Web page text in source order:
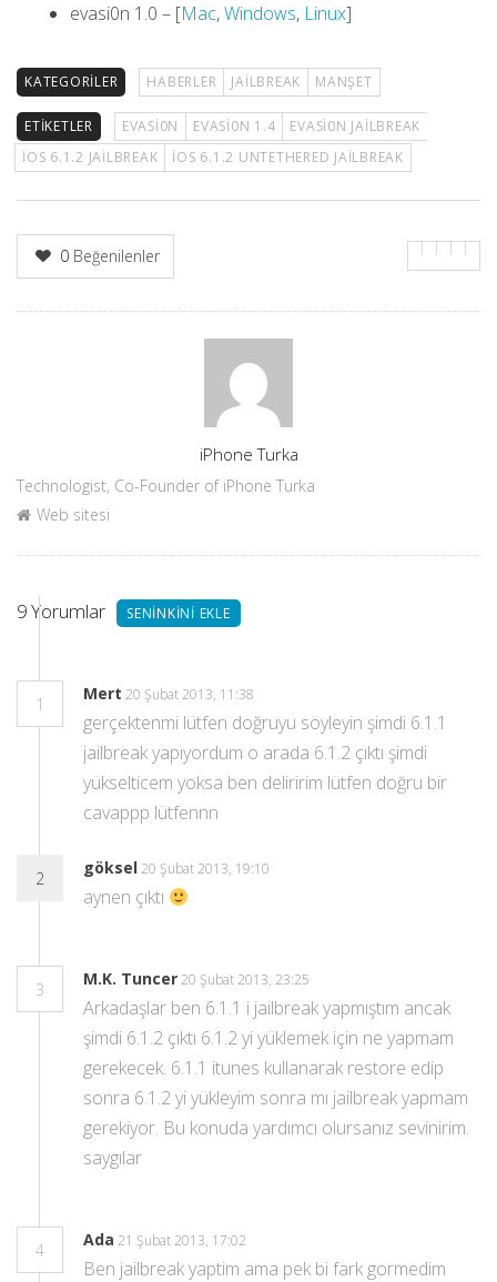
evasi0n 1.0 – [Mac,Windows, Linux]
KATEGORILER HABERLER JAILBREAK MANŞET
ETIKETLER EVASI0N EVASI0N 1.4
EVASI0N JAILBREAK
IOS 6.1.2 JAILBREAK
IOS 6.1.2 UNTETHERED JAILBREAK
0 Beğenilenler
iPhone Turka
Technologist, Co-Founder of iPhone Turka
Web sitesi
9Yorumlar SENINKINI EKLE
1
Mert 20 Şubat 2013, 11:38
gerçektenmi lütfen doğruyu söyleyin şimdi 6.1.1
jailbreak yapıyordum o arada 6.1.2 çıktı şimdi
yükselticem yoksa ben deliririm lütfen doğru bir
cavappp lütfennn
2
göksel 20 Şubat 2013, 19:10
aynen çıktı
3
M.K. Tuncer 20 Şubat 2013, 23:25
Arkadaşlar ben 6.1.1 i jailbreak yapmıştım ancak
şimdi 6.1.2 çıktı 6.1.2 yi yüklemek için ne yapmam
gerekecek. 6.1.1 itunes kullanarak restore edip
sonra 6.1.2 yi yükleyim sonra mı jailbreak yapmam
gerekiyor. Bu konuda yardımcı olursanız sevinirim.
saygılar
4
Ada 21 Şubat 2013, 17:02
Ben jailbreak yaptim ama pek bi fark gormedim